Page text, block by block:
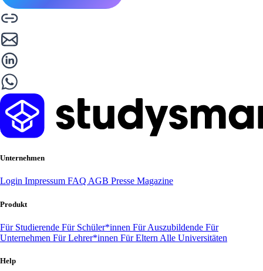
Unternehmen
Login Impressum FAQ AGB Presse Magazine
Produkt
Für Studierende Für Schüler*innen Für Auszubildende Für
Unternehmen Für Lehrer*innen Für Eltern Alle Universitäten
Help